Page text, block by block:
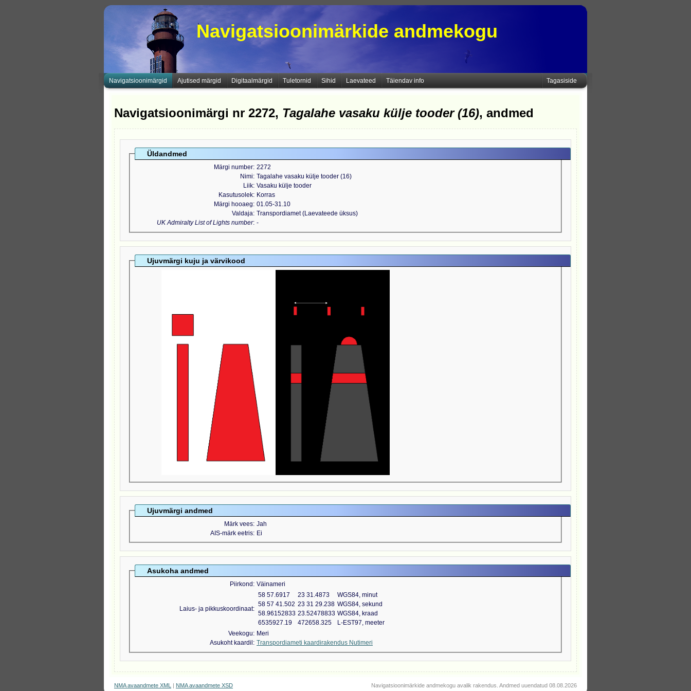
Navigatsioonimärkide andmekogu
Navigatsioonimärgid Ajutised märgid Digitaalmärgid Tuletornid Sihid Laevateed Täiendav info Tagasiside
Navigatsioonimärgi nr 2272, Tagalahe vasaku külje tooder (16), andmed
Üldandmed
Märgi number 2272
Nimi Tagalahe vasaku külje tooder (16)
Liik Vasaku külje tooder
Kasutusolek
Korras
Märgi hooaeg 01.05-31.10
Valdaja Transpordiamet (Laevateede üksus)
UK Admiralty List of Lights number -
Ujuvmärgi kuju ja värvikood
Ujuvmärgi andmed
Märk vees Jah
AIS-märk eetris Ei
Asukoha andmed
Piirkond Väinameri
Laius- ja pikkuskoordinaat
58 57.6917 23 31.4873
WGS84, minut
58 57 41.502 23 31 29.238 WGS84, sekund
58.96152833 23.52478833 WGS84, kraad
6535927.19
472658.325
L-EST97, meeter
Veekogu
Meri
Asukoht kaardil
Transpordiameti kaardirakendus Nutimeri
NMA avaandmete XML | NMA avaandmete XSD Navigatsioonimärkide andmekogu avalik rakendus. Andmed uuendatud 08.08.2026